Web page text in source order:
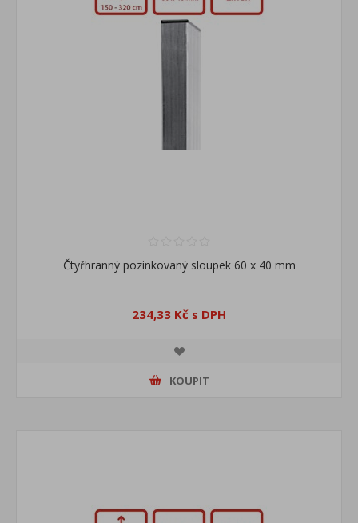
Čtyřhranný pozinkovaný sloupek 60 x 40 mm
234,33 Kč s DPH
KOUPIT